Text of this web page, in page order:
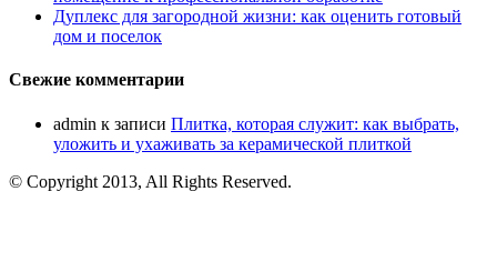
Дуплекс для загородной жизни: как оценить готовый
дом и поселок
Свежие комментарии
admin к записи Плитка, которая служит: как выбрать,
уложить и ухаживать за керамической плиткой
© Copyright 2013, All Rights Reserved.